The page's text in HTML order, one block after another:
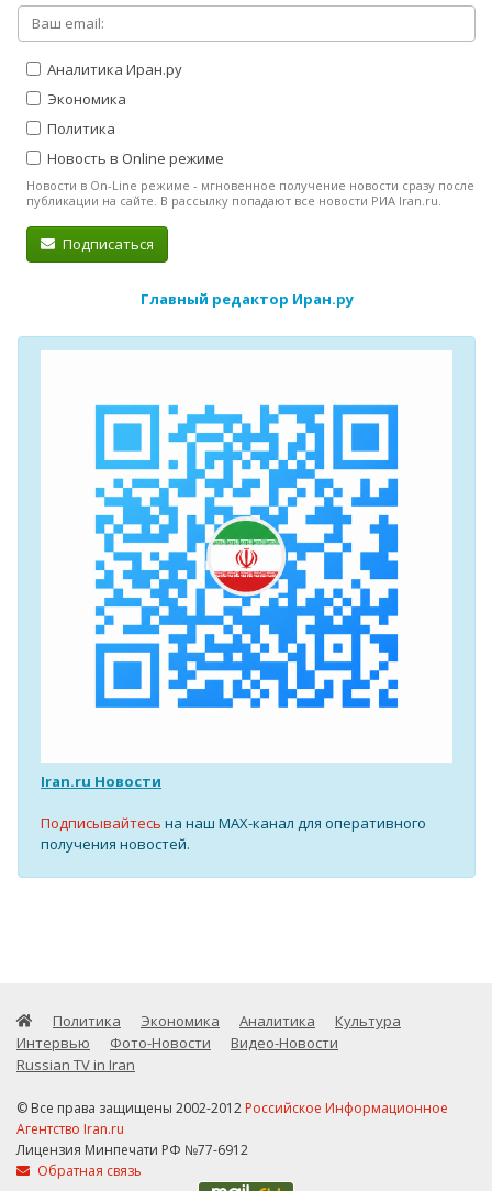
Аналитика Иран.ру
Экономика
Политика
Новость в Online режиме
Новости в On-Line режиме - мгновенное получение новости сразу после
публикации на сайте. В рассылку попадают все новости РИА Iran.ru.
Подписаться
Главный редактор Иран.ру
Iran.ru Новости
Подписывайтесь на наш MAX-канал для оперативного
получения новостей.
Политика Экономика Аналитика
Культура
Интервью
Фото-Новости
Видео-Новости
Russian TV in Iran
© Все права защищены 2002-2012 Российское Информационное
Агентство Iran.ru
Лицензия Минпечати РФ №77-6912
Обратная связь